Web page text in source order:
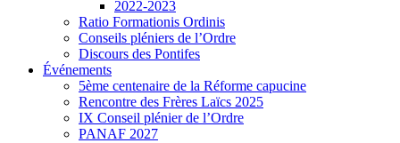
2022-2023
Ratio Formationis Ordinis
Conseils pléniers de l’Ordre
Discours des Pontifes
Événements
5ème centenaire de la Réforme capucine
Rencontre des Frères Laïcs 2025
IX Conseil plénier de l’Ordre
PANAF 2027